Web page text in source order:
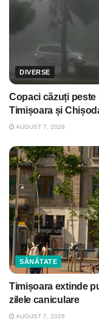
DIVERSE
Copaci căzuți
Timișoara și
AUGUST 7, 2026
SĂNĂTATE
Timișoara extinde
zilele caniculare
AUGUST 7, 2026